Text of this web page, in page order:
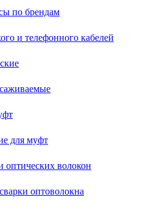
по брендам
и телефонного кабелей
для муфт
оптических волокон
оптоволокна